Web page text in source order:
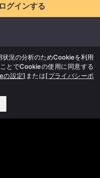
グインする
況の分析のためCookieを利用
とでCookieの使用に同意する
の設定] または[プライバシーポ